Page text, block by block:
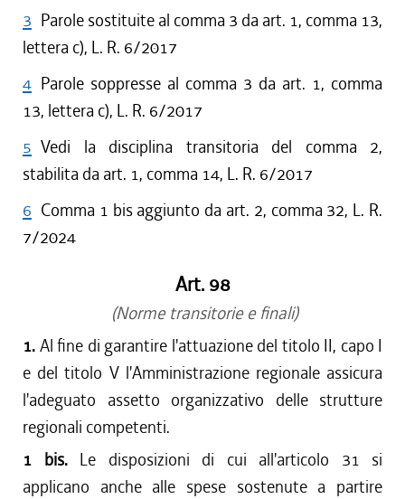
3 Parole sostituite al comma 3 da art. 1, comma 13,
lettera c), L. R. 6/2017
4 Parole soppresse al comma 3 da art. 1, comma
13, lettera c), L. R. 6/2017
5 Vedi la disciplina transitoria del comma 2,
stabilita da art. 1, comma 14, L. R. 6/2017
6 Comma 1 bis aggiunto da art. 2, comma 32, L. R.
7/2024
Art. 98
(Norme transitorie e finali)
1. Al fine di garantire l'attuazione del titolo II, capo I
e del titolo V l'Amministrazione regionale assicura
l'adeguato assetto organizzativo delle strutture
regionali competenti.
1 bis. Le disposizioni di cui all'articolo 31 si
applicano anche alle spese sostenute a partire